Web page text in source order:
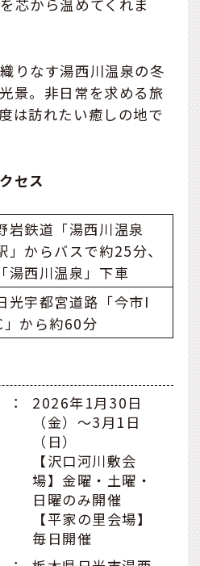
芯から温めてくれま
りなす湯西川温泉の冬
景。非日常を求める旅
は訪れたい癒しの地で
セス
岩鉄道「湯西川温泉
」からバスで約25分、
「湯西川温泉」下車
光宇都宮道路「今市I
」から約60分
：
2026年1月30日
（金）～3月1日
（日）
【沢口河川敷会
場】金曜・土曜・
日曜のみ開催
【平家の里会場】
毎日開催